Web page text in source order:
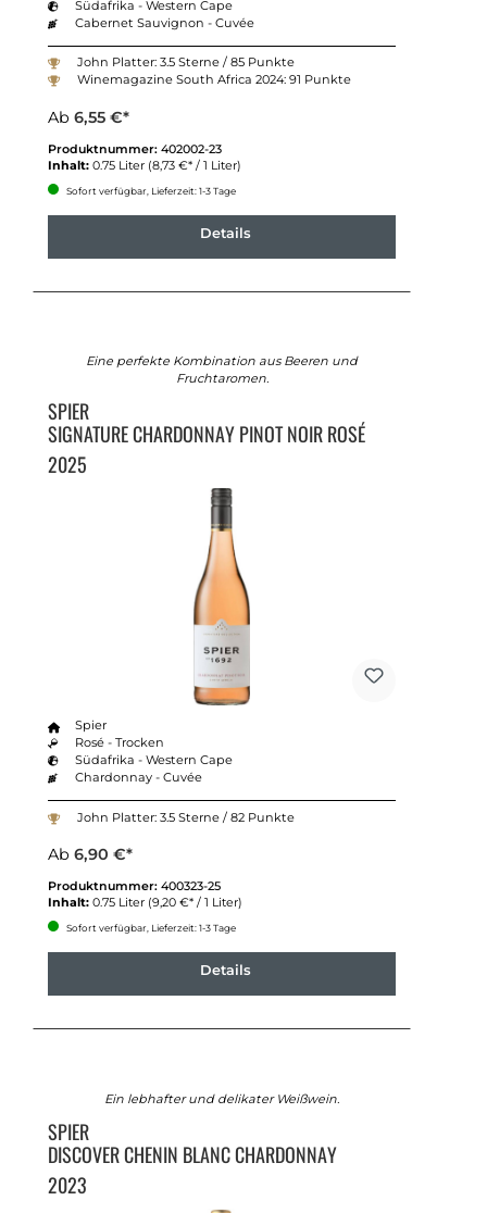
Südafrika - Western Cape
Cabernet Sauvignon - Cuvée
John Platter: 3.5 Sterne / 85 Punkte
Winemagazine South Africa 2024: 91 Punkte
Ab 6,55 €*
Produktnummer: 402002-23
Inhalt: 0.75 Liter (8,73 €* / 1 Liter)
Sofort verfügbar, Lieferzeit: 1-3 Tage
Details
Eine perfekte Kombination aus Beeren und
Fruchtaromen.
SPIER
SIGNATURE CHARDONNAY PINOT NOIR ROSÉ
2025
Spier
Rosé - Trocken
Südafrika - Western Cape
Chardonnay - Cuvée
John Platter: 3.5 Sterne / 82 Punkte
Ab 6,90 €*
Produktnummer: 400323-25
Inhalt: 0.75 Liter (9,20 €* / 1 Liter)
Sofort verfügbar, Lieferzeit: 1-3 Tage
Details
Ein lebhafter und delikater Weißwein.
SPIER
DISCOVER CHENIN BLANC CHARDONNAY
2023